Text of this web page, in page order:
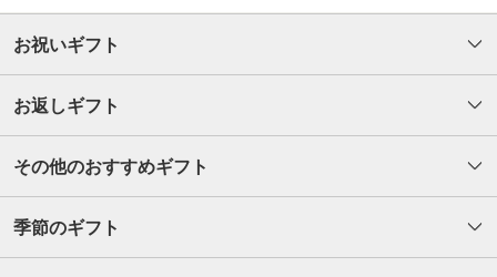
お祝いギフト
お返しギフト
その他のおすすめギフト
季節のギフト